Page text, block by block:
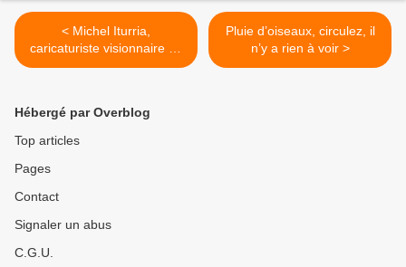
< Michel Iturria,
caricaturiste visionnaire ou
manipulateur ?
Pluie d’oiseaux, circulez, il
n’y a rien à voir >
Hébergé par Overblog
Top articles
Pages
Contact
Signaler un abus
C.G.U.